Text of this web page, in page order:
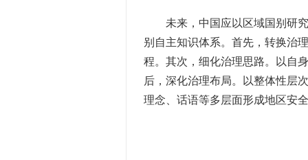
未来，中国应以区域国别研究
别自主知识体系。首先，转换治
程。其次，细化治理思路。以自
后，深化治理布局。以整体性层
理念、话语等多层面形成地区安